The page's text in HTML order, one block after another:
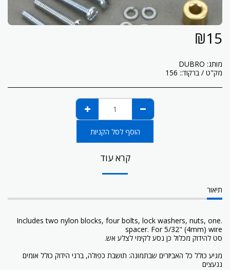
₪15
מותג: DUBRO
מק"ט / ברקוד:: 156
הוסף לסל הקניות
קרא עוד
תיאור
.Includes two nylon blocks, four bolts, lock washers, nuts, one
spacer. For 5/32" (4mm) wire
סט להידוק מכלול כן נסע לקימי לצלע אש.
מגיע כולל כל האביזרים שבתמונה: תושבת כפולה, ברגי הידוק כולל אומים
ננעצים